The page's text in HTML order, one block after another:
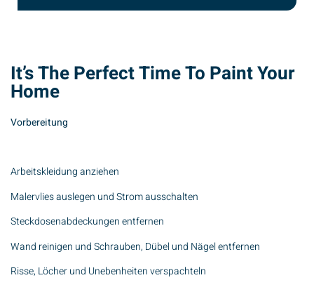
It’s The Perfect Time To Paint Your
Home
Vorbereitung
Arbeitskleidung anziehen
Malervlies auslegen und Strom ausschalten
Steckdosenabdeckungen entfernen
Wand reinigen und Schrauben, Dübel und Nägel entfernen
Risse, Löcher und Unebenheiten verspachteln